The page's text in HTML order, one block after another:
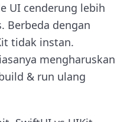
UI cenderung lebih
Berbeda dengan
tidak instan.
mengharuskan
& run ulang